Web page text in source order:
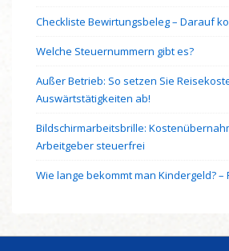
Checkliste Bewirtungsbeleg – Darauf
Welche Steuernummern gibt es?
Außer Betrieb: So setzen Sie
Auswärtstätigkeiten ab!
Bildschirmarbeitsbrille:
Arbeitgeber steuerfrei
Wie lange bekommt man Kindergeld? –